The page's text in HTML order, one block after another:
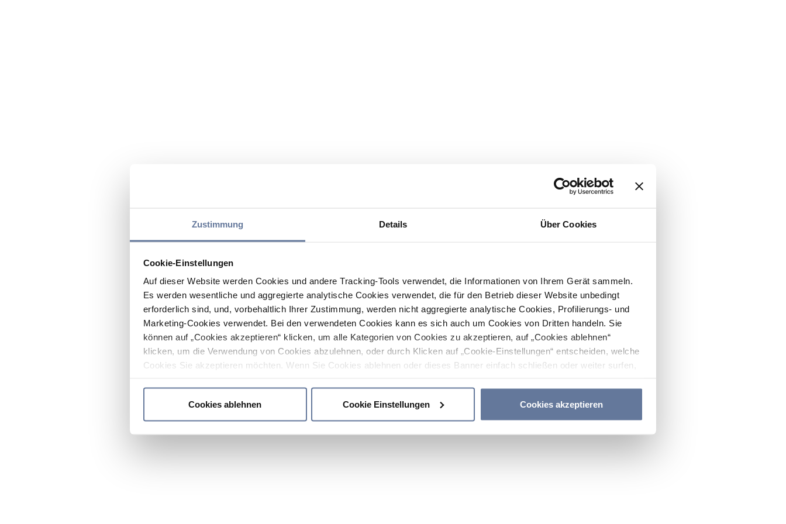
Zustimmung Details Über Cookies
Cookie-Einstellungen
Auf dieser Website werden Cookies und andere Tracking-Tools verwendet, die Informationen von Ihrem Gerät sammeln.
Es werden wesentliche und aggregierte analytische Cookies verwendet, die für den Betrieb dieser Website unbedingt
erforderlich sind, und, vorbehaltlich Ihrer Zustimmung, werden nicht aggregierte analytische Cookies, Profilierungs- und
Marketing-Cookies verwendet. Bei den verwendeten Cookies kann es sich auch um Cookies von Dritten handeln. Sie
können auf „Cookies akzeptieren“ klicken, um alle Kategorien von Cookies zu akzeptieren, auf „Cookies ablehnen“
klicken, um die Verwendung von Cookies abzulehnen, oder durch Klicken auf „Cookie-Einstellungen“ entscheiden, welche
Cookies Sie akzeptieren möchten. Wenn Sie Cookies ablehnen oder dieses Banner einfach schließen oder weiter surfen,
Cookies ablehnen
Cookie Einstellungen Cookies akzeptieren